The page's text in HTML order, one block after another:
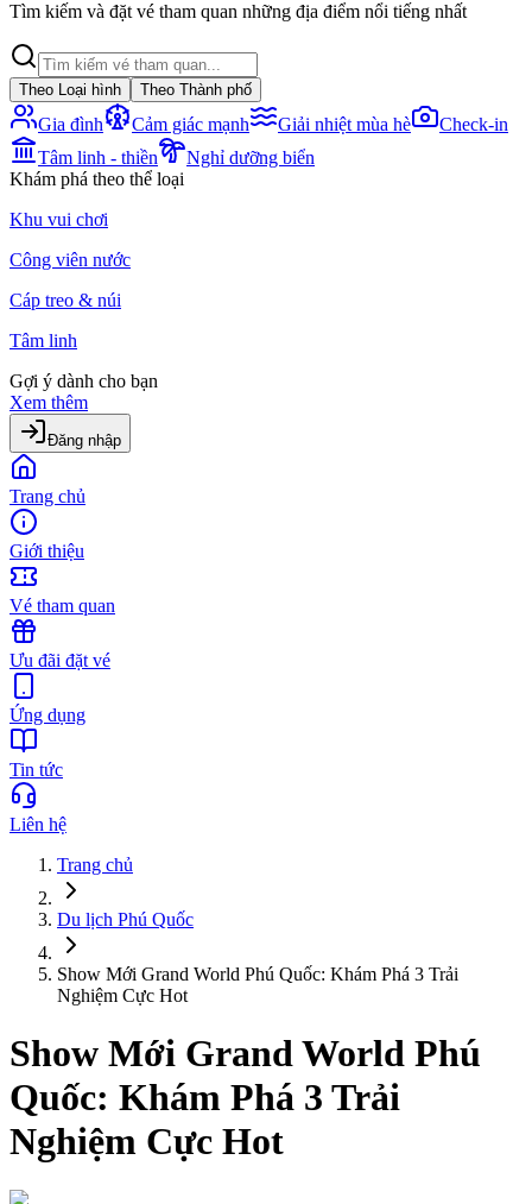
Tìm kiếm và đặt vé tham quan những địa điểm nổi tiếng nhất
Theo Loại hình Theo Thành phố
Gia đình Cảm giác mạnh Giải nhiệt mùa hè
Check-in
Tâm linh - thiền
Nghỉ dưỡng biển
Khám phá theo thể loại
Khu vui chơi
Công viên nước
Cáp treo & núi
Tâm linh
Gợi ý dành cho bạn
Xem thêm
Đăng nhập
Trang chủ
Giới thiệu
Vé tham quan
Ưu đãi đặt vé
Ứng dụng
Tin tức
Liên hệ
Trang chủ
Du lịch Phú Quốc
Show Mới Grand World Phú Quốc: Khám Phá 3 Trải
Nghiệm Cực Hot
Show Mới Grand World Phú
Quốc: Khám Phá 3 Trải
Nghiệm Cực Hot